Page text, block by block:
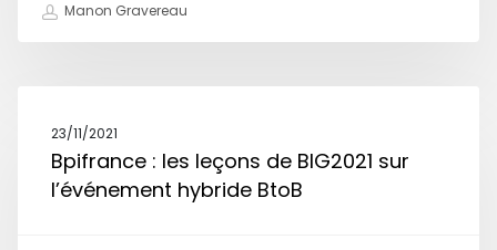
Manon Gravereau
23/11/2021
Bpifrance : les leçons de BIG2021 sur
l’événement hybride BtoB